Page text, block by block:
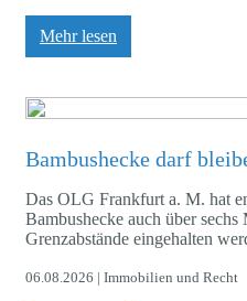
Mehr lesen
Bambushecke darf
Das OLG Frankfurt a. M. hat
Bambushecke auch über
Grenzabstände eingehalten
06.08.2026 | Immobilien und Recht